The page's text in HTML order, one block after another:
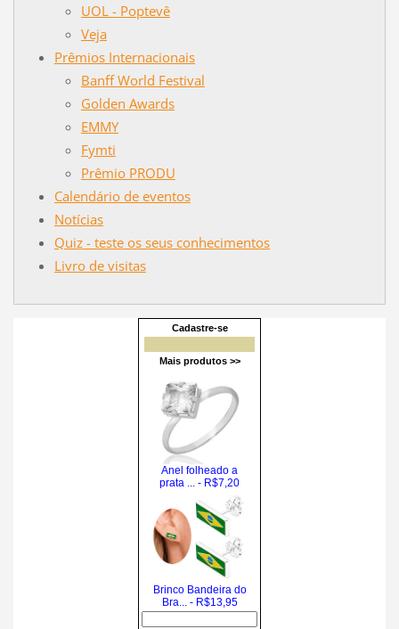
UOL - Poptevê
Veja
Prêmios Internacionais
Banff World Festival
Golden Awards
EMMY
Fymti
Prêmio PRODU
Calendário de eventos
Notícias
Quiz - teste os seus conhecimentos
Livro de visitas